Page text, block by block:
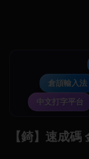
倉頡輸入法
中文打字平台
【錡】速成